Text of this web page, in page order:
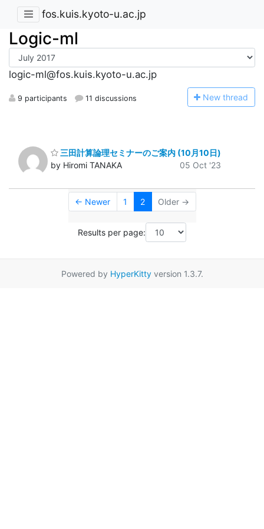
fos.kuis.kyoto-u.ac.jp
Logic-ml
logic-ml@fos.kuis.kyoto-u.ac.jp
9 participants 11 discussions New thread
三田計算論理セミナーのご案内 (10月10日)
by Hiromi TANAKA
05 Oct '23
← Newer 1 2 Older →
Results per page:
Powered by HyperKittyversion 1.3.7.